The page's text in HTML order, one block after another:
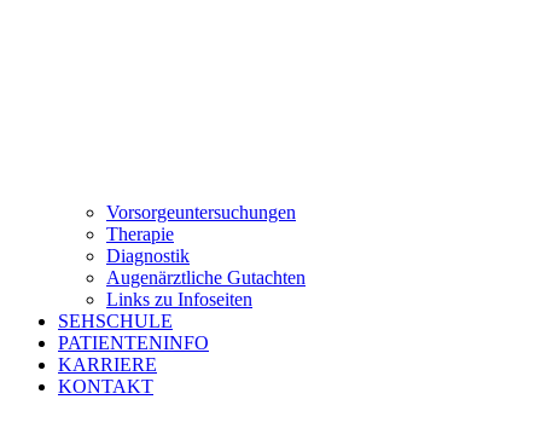
Vorsorgeuntersuchungen
Therapie
Diagnostik
Augenärztliche Gutachten
Links zu Infoseiten
SEHSCHULE
PATIENTENINFO
KARRIERE
KONTAKT